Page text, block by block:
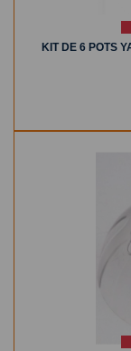
KIT DE 6 POTS